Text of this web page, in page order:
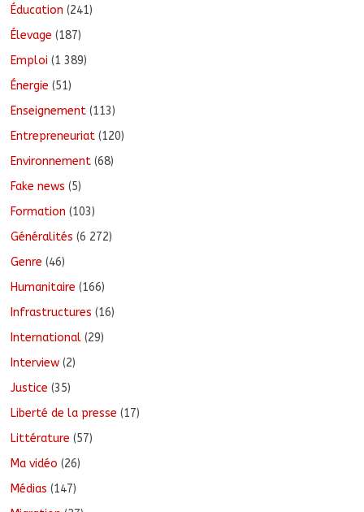
Éducation (241)
Élevage (187)
Emploi (1 389)
Énergie (51)
Enseignement (113)
Entrepreneuriat (120)
Environnement (68)
Fake news (5)
Formation (103)
Généralités (6 272)
Genre (46)
Humanitaire (166)
Infrastructures (16)
International (29)
Interview (2)
Justice (35)
Liberté de la presse (17)
Littérature (57)
Ma vidéo (26)
Médias (147)